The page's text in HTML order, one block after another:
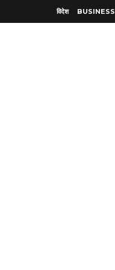
विदेश BUSINESS